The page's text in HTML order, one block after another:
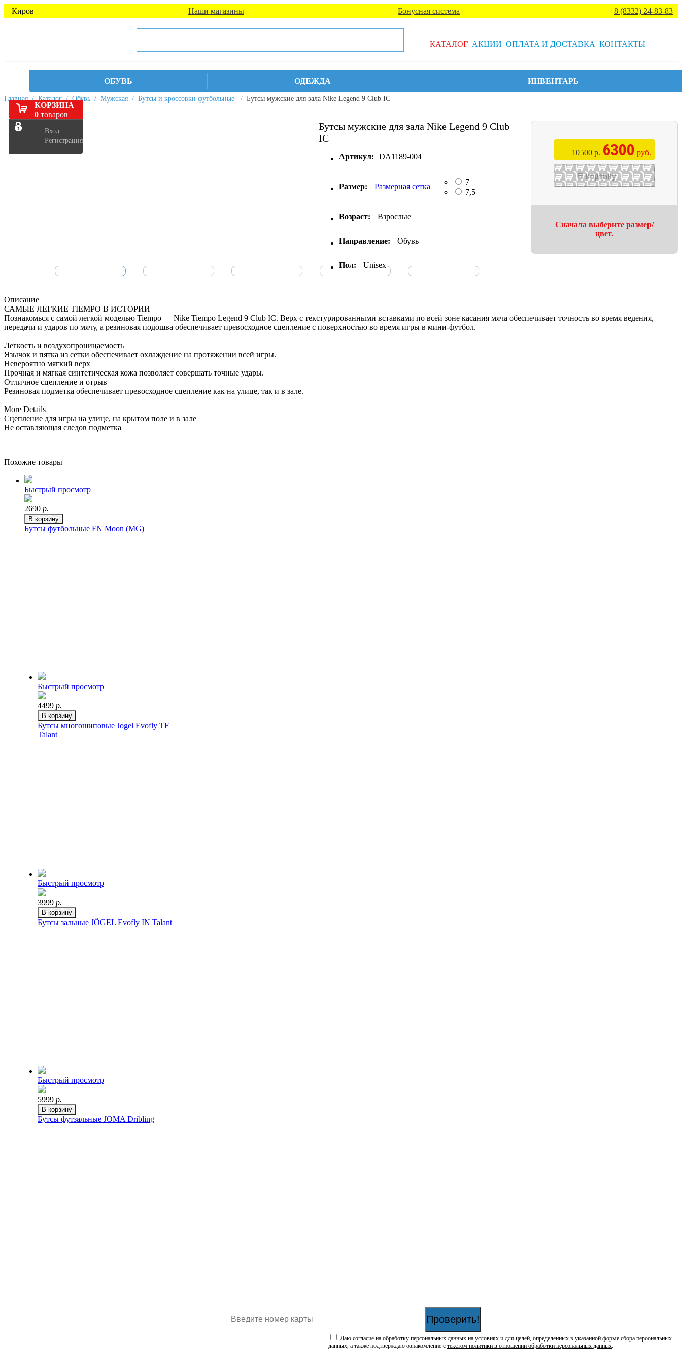
Киров Наши магазины Бонусная система 8 (8332) 24-83-83
КАТАЛОГ АКЦИИ ОПЛАТА И ДОСТАВКА КОНТАКТЫ
ОБУВЬ ОДЕЖДА ИНВЕНТАРЬ
КОРЗИНА
0 товаров
Вход
Регистрация
Главная/Каталог/Обувь / Мужская / Бутсы и кроссовки футбольные / Бутсы мужские для зала Nike Legend 9 Club IC
Бутсы мужские для зала Nike Legend 9 Club
IC
Артикул: DA1189-004
Размер: Размерная сетка
7
7,5
Возраст: Взрослые
Направление: Обувь
Пол: Unisex
10500 р. 6300 руб.
В корзину
Сначала выберите размер/
цвет.
Описание
САМЫЕ ЛЕГКИЕ TIEMPO В ИСТОРИИ
Познакомься с самой легкой моделью Tiempo — Nike Tiempo Legend 9 Club IC. Верх с текстурированными вставками по всей зоне касания мяча обеспечивает точность во время ведения,
передачи и ударов по мячу, а резиновая подошва обеспечивает превосходное сцепление с поверхностью во время игры в мини-футбол.
Легкость и воздухопроницаемость
Язычок и пятка из сетки обеспечивает охлаждение на протяжении всей игры.
Невероятно мягкий верх
Прочная и мягкая синтетическая кожа позволяет совершать точные удары.
Отличное сцепление и отрыв
Резиновая подметка обеспечивает превосходное сцепление как на улице, так и в зале.
More Details
Сцепление для игры на улице, на крытом поле и в зале
Не оставляющая следов подметка
Похожие товары
Быстрый просмотр
2690 р.
В корзину
Бутсы футбольные FN Moon (MG)
Быстрый просмотр
4499 р.
В корзину
Бутсы многошиповые Jogel Evofly TF
Talant
Быстрый просмотр
3999 р.
В корзину
Бутсы зальные JÖGEL Evofly IN Talant
Быстрый просмотр
5999 р.
В корзину
Бутсы футзальные JOMA Dribling
Проверить!
Даю согласие на обработку персональных данных на условиях и для целей, определенных в указанной форме сбора персональных
данных, а также подтверждаю ознакомление с текстом политики в отношении обработки персональных данных.